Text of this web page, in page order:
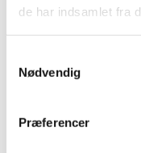
de har indsamlet fra
Nødvendig
Præferencer